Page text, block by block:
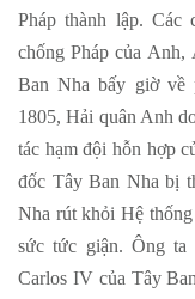
Pháp thành lập. Các
chống Pháp của
Ban Nha bấy giờ về
1805, Hải quân Anh
tác hạm đội hỗn hợp
đốc Tây Ban Nha bị
Nha rút khỏi Hệ
sức tức giận. Ông ta
Carlos IV của Tây